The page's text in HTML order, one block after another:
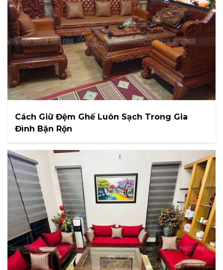
Cách Giữ Đệm Ghế Luôn Sạch Trong Gia
Đình Bận Rộn